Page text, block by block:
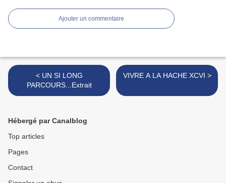
Ajouter un commentaire
< UN SI LONG
PARCOURS...Extrait
VIVRE A LA HACHE XCVI >
Hébergé par Canalblog
Top articles
Pages
Contact